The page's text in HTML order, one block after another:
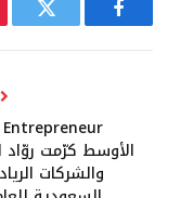
فيسبوك تويتر
الأوسط كرّمت روّاد
والشركات